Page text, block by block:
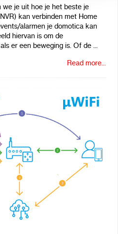
we je uit hoe je het beste je
kan verbinden met Home
alarmen je domotica kan
hiervan is om de
er een beweging is. Of de ...
Read more...